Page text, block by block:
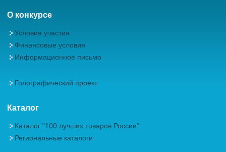
О конкурсе
Условия участия
Финансовые условия
Информационное письмо
Голографический проект
Каталог
Каталог "100 лучших товаров России"
Региональные каталоги